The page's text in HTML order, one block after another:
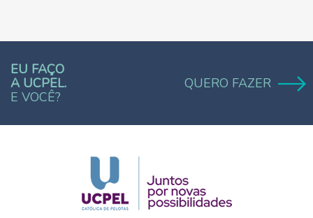
EU FAÇO
A UCPEL.
E VOCÊ?
QUERO FAZER